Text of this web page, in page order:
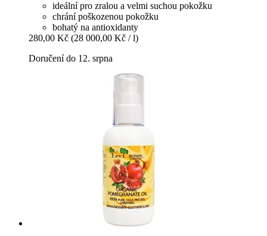
ideální pro zralou a velmi suchou pokožku
chrání poškozenou pokožku
bohatý na antioxidanty
280,00 Kč (28 000,00 Kč / l)
Doručení do 12. srpna